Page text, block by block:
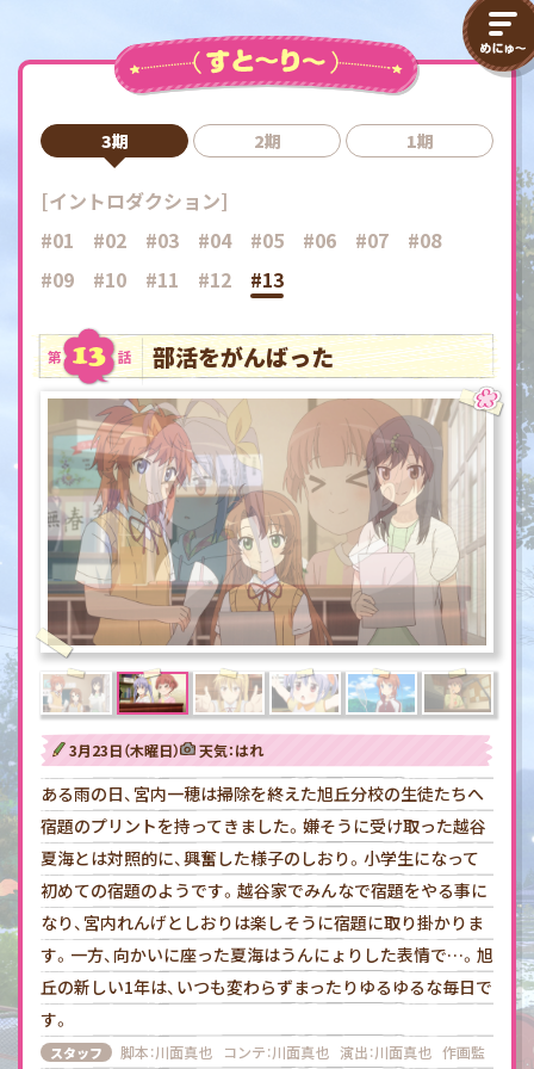
3期 2期 1期
[イントロダクション]
#01
#02 #03 #04 #05 #06 #07
#08
#09
#10 #11 #12 #13
部活をがんばった
3月23日（木曜日） 天気：はれ
ある雨の日、宮内一穂は掃除を終えた旭丘分校の生徒たちへ
宿題のプリントを持ってきました。嫌そうに受け取った越谷
夏海とは対照的に、興奮した様子のしおり。小学生になって
初めての宿題のようです。越谷家でみんなで宿題をやる事に
なり、宮内れんげとしおりは楽しそうに宿題に取り掛かりま
す。一方、向かいに座った夏海はうんにょりした表情で…。旭
丘の新しい1年は、いつも変わらずまったりゆるゆるな毎日で
す。
スタッフ 脚本：川面真也 コンテ：川面真也 演出：川面真也 作画監